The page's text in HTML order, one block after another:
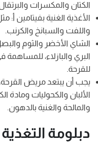
الكتان والمكسرات
الأغذية الغنية بفيتامين أ:
واللفت والسبانخ والكرنب.
الشاي الأخضر والثوم
البري والبازلاء، للمساهمة
للقرحة.
يجب أن يبتعد مريض
الألبان والكحوليات ومادة
والمالحة والغنية بالدهون.
دبلومة التغذية